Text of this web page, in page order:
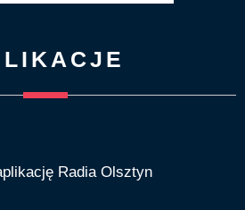
Radia Olsztyn